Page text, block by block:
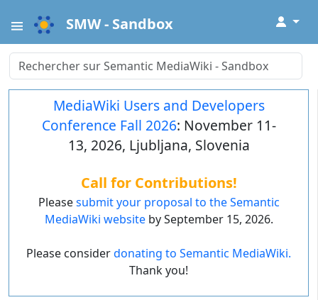
SMW - Sandbox ↓
MediaWiki Users and Developers
Conference Fall 2026: November 11-
13, 2026, Ljubljana, Slovenia
Call for Contributions!
Pleasesubmit your proposal to the Semantic
MediaWiki websiteby September 15, 2026.
Please considerdonating to Semantic MediaWiki.
Thank you!